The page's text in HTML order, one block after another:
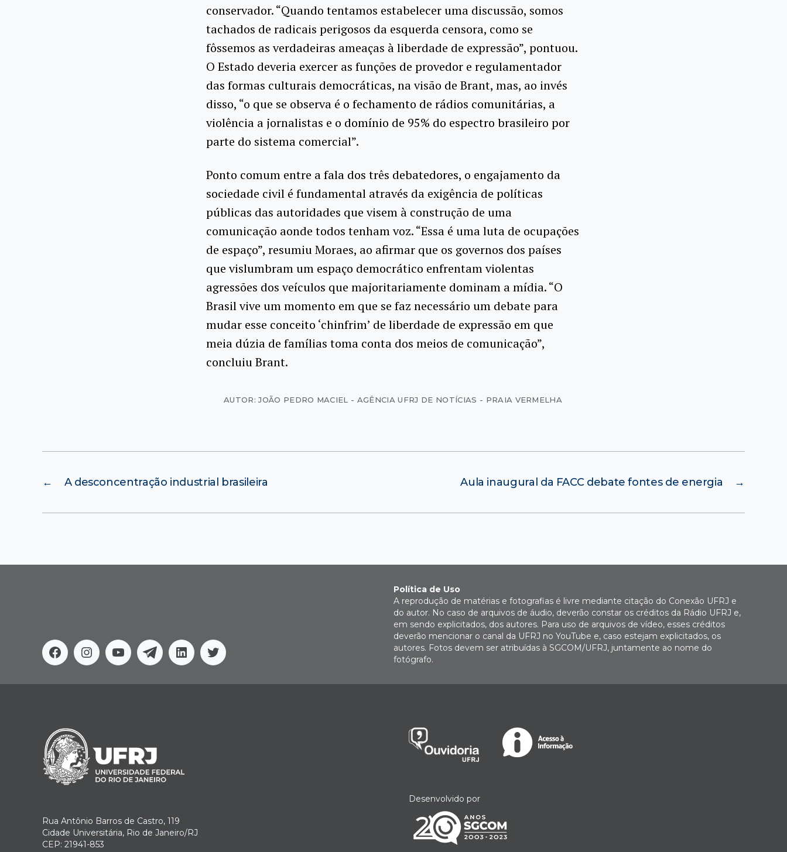
conservador. “Quando tentamos estabelecer uma discussão, somos
tachados de radicais perigosos da esquerda censora, como se
fôssemos as verdadeiras ameaças à liberdade de expressão”, pontuou.
O Estado deveria exercer as funções de provedor e regulamentador
das formas culturais democráticas, na visão de Brant, mas, ao invés
disso, “o que se observa é o fechamento de rádios comunitárias, a
violência a jornalistas e o domínio de 95% do espectro brasileiro por
parte do sistema comercial”.
Ponto comum entre a fala dos três debatedores, o engajamento da
sociedade civil é fundamental através da exigência de políticas
públicas das autoridades que visem à construção de uma
comunicação aonde todos tenham voz. “Essa é uma luta de ocupações
de espaço”, resumiu Moraes, ao afirmar que os governos dos países
que vislumbram um espaço democrático enfrentam violentas
agressões dos veículos que majoritariamente dominam a mídia. “O
Brasil vive um momento em que se faz necessário um debate para
mudar esse conceito ‘chinfrim’ de liberdade de expressão em que
meia dúzia de famílias toma conta dos meios de comunicação”,
concluiu Brant.
AUTOR: JOÃO PEDRO MACIEL - AGÊNCIA UFRJ DE NOTÍCIAS - PRAIA VERMELHA
← A desconcentração industrial brasileira →
Aula inaugural da FACC debate fontes de energia
FacebookInstagram
YoutubeTelegramLinkedinTwitter
Política de Uso
A reprodução de matérias e fotografias é livre mediante citação do Conexão UFRJ e
do autor. No caso de arquivos de áudio, deverão constar os créditos da Rádio UFRJ e,
em sendo explicitados, dos autores. Para uso de arquivos de vídeo, esses créditos
deverão mencionar o canal da UFRJ no YouTube e, caso estejam explicitados, os
autores. Fotos devem ser atribuídas à SGCOM/UFRJ, juntamente ao nome do
fotógrafo.
Rua Antônio Barros de Castro, 119
Cidade Universitária, Rio de Janeiro/RJ
CEP: 21941-853
Desenvolvido por